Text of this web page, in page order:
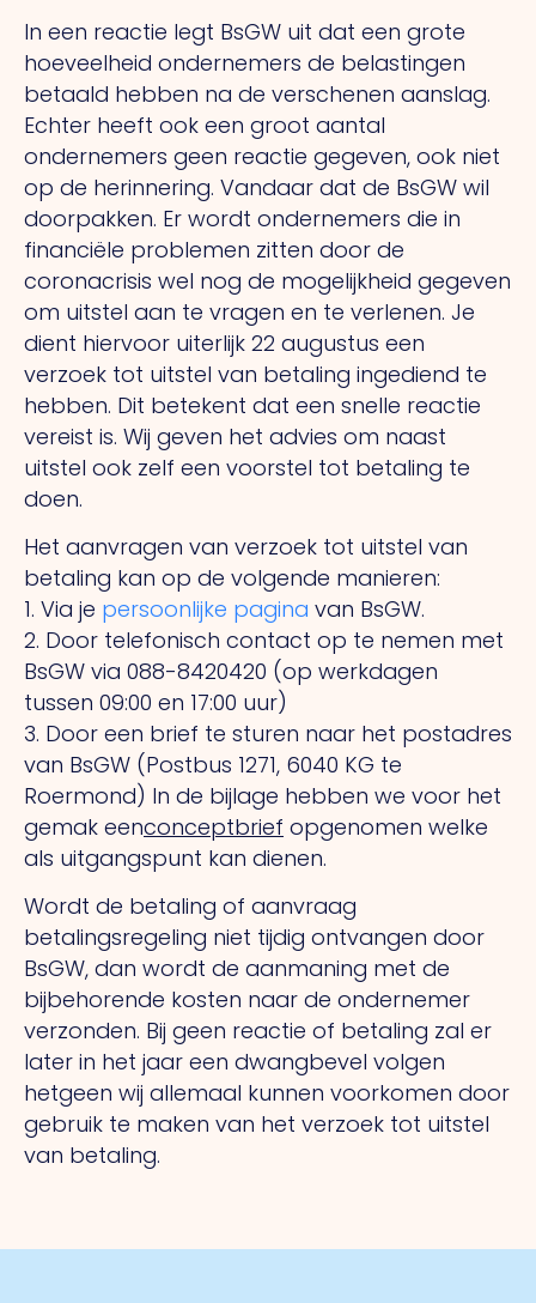
In een reactie legt BsGW uit dat een grote
hoeveelheid ondernemers de belastingen
betaald hebben na de verschenen aanslag.
Echter heeft ook een groot aantal
ondernemers geen reactie gegeven, ook niet
op de herinnering. Vandaar dat de BsGW wil
doorpakken. Er wordt ondernemers die in
financiële problemen zitten door de
coronacrisis wel nog de mogelijkheid gegeven
om uitstel aan te vragen en te verlenen. Je
dient hiervoor uiterlijk 22 augustus een
verzoek tot uitstel van betaling ingediend te
hebben. Dit betekent dat een snelle reactie
vereist is. Wij geven het advies om naast
uitstel ook zelf een voorstel tot betaling te
doen.
Het aanvragen van verzoek tot uitstel van
betaling kan op de volgende manieren:
1. Via je persoonlijke pagina van BsGW.
2. Door telefonisch contact op te nemen met
BsGW via 088-8420420 (op werkdagen
tussen 09:00 en 17:00 uur)
3. Door een brief te sturen naar het postadres
van BsGW (Postbus 1271, 6040 KG te
Roermond) In de bijlage hebben we voor het
gemak eenconceptbrief opgenomen welke
als uitgangspunt kan dienen.
Wordt de betaling of aanvraag
betalingsregeling niet tijdig ontvangen door
BsGW, dan wordt de aanmaning met de
bijbehorende kosten naar de ondernemer
verzonden. Bij geen reactie of betaling zal er
later in het jaar een dwangbevel volgen
hetgeen wij allemaal kunnen voorkomen door
gebruik te maken van het verzoek tot uitstel
van betaling.